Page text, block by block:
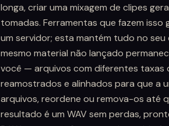
longa, criar uma mixagem de clipes
tomadas. Ferramentas que fazem
um servidor; esta mantém tudo no
mesmo material não lançado
você — arquivos com diferentes taxas
reamostrados e alinhados para que a
arquivos, reordene ou remova-os até
resultado é um WAV sem perdas,